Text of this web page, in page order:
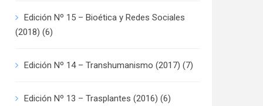
Edición Nº 15 – Bioética y Redes Sociales
(2018) (6)
Edición Nº 14 – Transhumanismo (2017) (7)
Edición Nº 13 – Trasplantes (2016) (6)